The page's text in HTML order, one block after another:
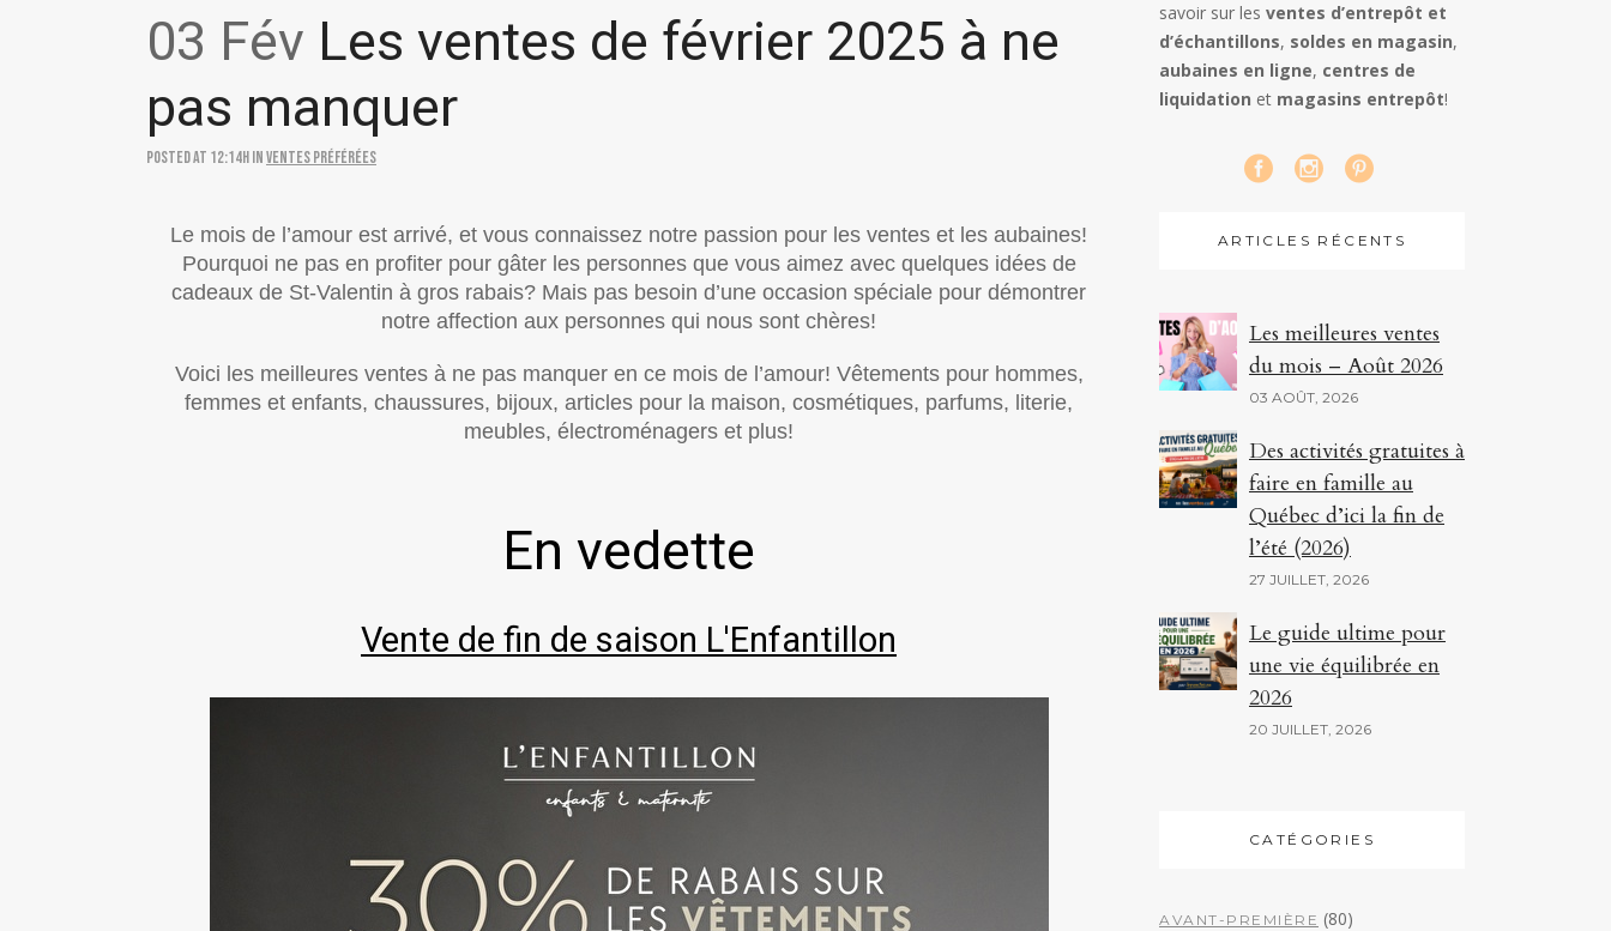
03 Fév Les ventes de février 2025 à ne
pas manquer
Posted at 12:14hinVentes préférées
Le mois de l’amour est arrivé, et vous connaissez notre passion pour les ventes et les aubaines!
Pourquoi ne pas en profiter pour gâter les personnes que vous aimez avec quelques idées de
cadeaux de St-Valentin à gros rabais? Mais pas besoin d’une occasion spéciale pour démontrer
notre affection aux personnes qui nous sont chères!
Voici les meilleures ventes à ne pas manquer en ce mois de l’amour! Vêtements pour hommes,
femmes et enfants, chaussures, bijoux, articles pour la maison, cosmétiques, parfums, literie,
meubles, électroménagers et plus!
En vedette
Vente de fin de saison L'Enfantillon
savoir sur les ventes d’entrepôt et
d’échantillons, soldes en magasin,
aubaines en ligne, centres de
liquidation et magasins entrepôt!
ARTICLES RÉCENTS
Les meilleures ventes
du mois – Août 2026
03 AOÛT, 2026
Des activités gratuites à
faire en famille au
Québec d’ici la fin de
l’été (2026)
27 JUILLET, 2026
Le guide ultime pour
une vie équilibrée en
2026
20 JUILLET, 2026
CATÉGORIES
AVANT-PREMIÈRE (80)